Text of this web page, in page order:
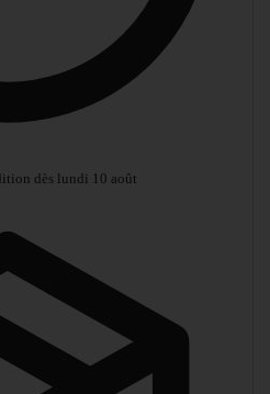
dès lundi 10 août